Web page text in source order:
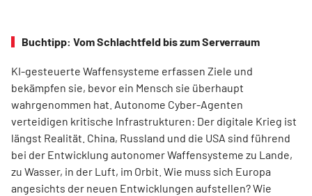
Buchtipp: Vom Schlachtfeld bis zum Serverraum
KI-gesteuerte Waffensysteme erfassen Ziele und
bekämpfen sie, bevor ein Mensch sie überhaupt
wahrgenommen hat. Autonome Cyber-Agenten
verteidigen kritische Infrastrukturen: Der digitale Krieg ist
längst Realität. China, Russland und die USA sind führend
bei der Entwicklung autonomer Waffensysteme zu Lande,
zu Wasser, in der Luft, im Orbit. Wie muss sich Europa
angesichts der neuen Entwicklungen aufstellen? Wie